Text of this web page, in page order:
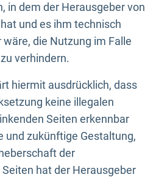
in dem der Herausgeber von
und es ihm technisch
die Nutzung im Falle
verhindern.
hiermit ausdrücklich, dass
keine illegalen
Seiten erkennbar
und zukünftige Gestaltung,
der
hat der Herausgeber